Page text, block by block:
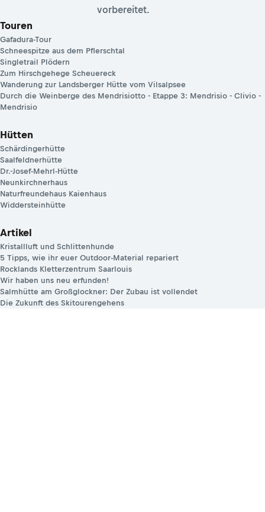
vorbereitet.
Touren
Gafadura-Tour
Schneespitze aus dem Pflerschtal
Singletrail Plödern
Zum Hirschgehege Scheuereck
Wanderung zur Landsberger Hütte vom Vilsalpsee
Durch die Weinberge des Mendrisiotto - Etappe 3: Mendrisio - Clivio -
Mendrisio
Hütten
Schärdingerhütte
Saalfeldnerhütte
Dr.-Josef-Mehrl-Hütte
Neunkirchnerhaus
Naturfreundehaus Kaienhaus
Widdersteinhütte
Artikel
Kristallluft und Schlittenhunde
5 Tipps, wie ihr euer Outdoor-Material repariert
Rocklands Kletterzentrum Saarlouis
Wir haben uns neu erfunden!
Salmhütte am Großglockner: Der Zubau ist vollendet
Die Zukunft des Skitourengehens